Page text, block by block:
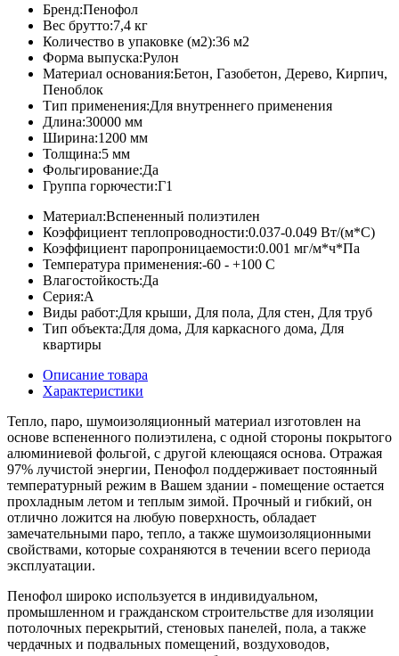
Бренд:Пенофол
Вес брутто:7,4 кг
Количество в упаковке (м2):36 м2
Форма выпуска:Рулон
Материал основания:Бетон, Газобетон, Дерево, Кирпич,
Пеноблок
Тип применения:Для внутреннего применения
Длина:30000 мм
Ширина:1200 мм
Толщина:5 мм
Фольгирование:Да
Группа горючести:Г1
Материал:Вспененный полиэтилен
Коэффициент теплопроводности:0.037-0.049 Вт/(м*С)
Коэффициент паропроницаемости:0.001 мг/м*ч*Па
Температура применения:-60 - +100 C
Влагостойкость:Да
Серия:A
Виды работ:Для крыши, Для пола, Для стен, Для труб
Тип объекта:Для дома, Для каркасного дома, Для
квартиры
Описание товара
Характеристики
Тепло, паро, шумоизоляционный материал изготовлен на
основе вспененного полиэтилена, с одной стороны покрытого
алюминиевой фольгой, с другой клеющаяся основа. Отражая
97% лучистой энергии, Пенофол поддерживает постоянный
температурный режим в Вашем здании - помещение остается
прохладным летом и теплым зимой. Прочный и гибкий, он
отлично ложится на любую поверхность, обладает
замечательными паро, тепло, а также шумоизоляционными
свойствами, которые сохраняются в течении всего периода
эксплуатации.
Пенофол широко используется в индивидуальном,
промышленном и гражданском строительстве для изоляции
потолочных перекрытий, стеновых панелей, пола, а также
чердачных и подвальных помещений, воздуховодов,